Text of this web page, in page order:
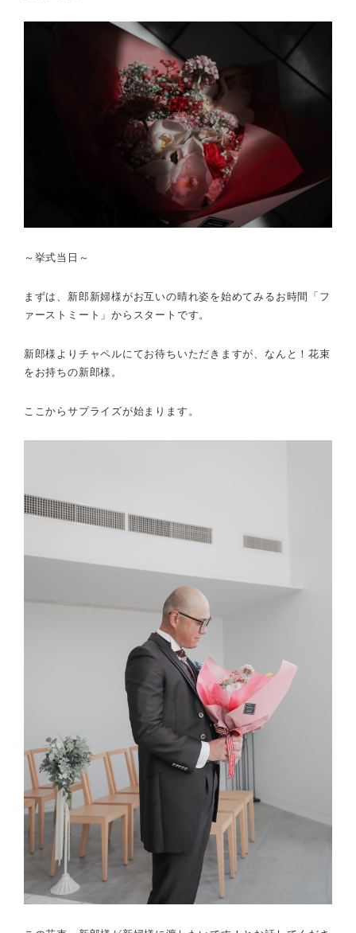
～挙式当日～
まずは、新郎新婦様がお互いの晴れ姿を始めてみるお時間「フ
ァーストミート」からスタートです。
新郎様よりチャペルにてお待ちいただきますが、なんと！花束
をお持ちの新郎様。
ここからサプライズが始まります。